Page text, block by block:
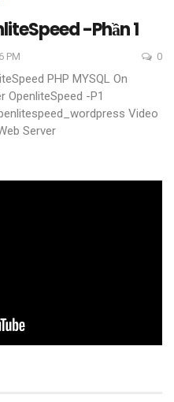
-Phần 1
PM 0
PHP MYSQL On
OpenliteSpeed -P1
Video
Server